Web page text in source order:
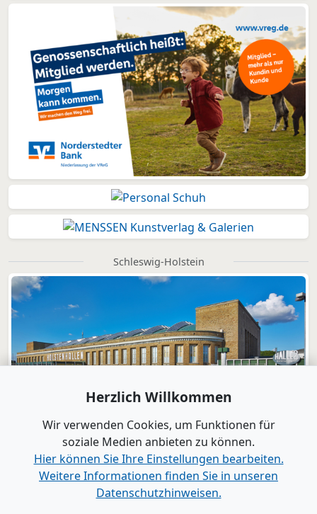
Schleswig-Holstein
Herzlich Willkommen
Wir verwenden Cookies, um Funktionen für
soziale Medien anbieten zu können.
Hier können Sie Ihre Einstellungen bearbeiten.
Weitere Informationen finden Sie in unseren
Datenschutzhinweisen.